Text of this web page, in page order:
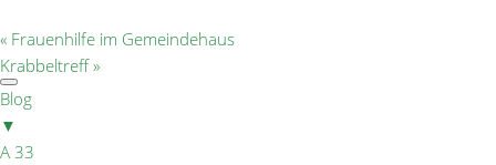
« Frauenhilfe im Gemeindehaus
Krabbeltreff»
Blog
▼
A 33